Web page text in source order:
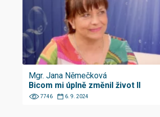
Mgr. Jana Němečková
Bicom mi úplně změnil život II
7746 6. 9. 2024